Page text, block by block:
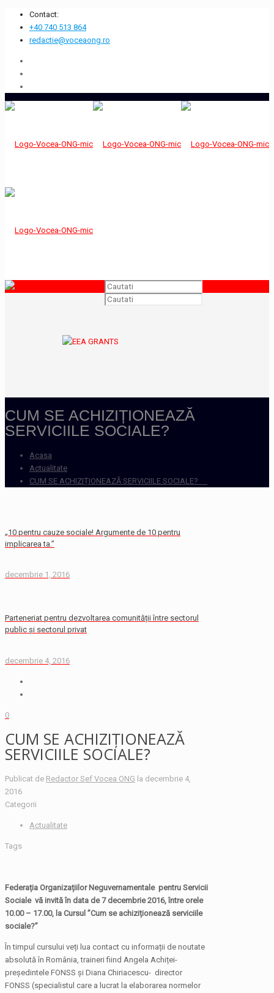
Contact:
+40 740 513 864
redactie@voceaong.ro
CUM SE ACHIZIȚIONEAZĂ
SERVICIILE SOCIALE?
Acasa
Actualitate
CUM SE ACHIZIȚIONEAZĂ SERVICIILE SOCIALE?
„10 pentru cauze sociale! Argumente de 10 pentru
implicarea ta.”
decembrie 1, 2016
Parteneriat pentru dezvoltarea comunității între sectorul
public și sectorul privat
decembrie 4, 2016
0
CUM SE ACHIZIȚIONEAZĂ
SERVICIILE SOCIALE?
Publicat de Redactor Sef Vocea ONG la decembrie 4,
2016
Categorii
Actualitate
Tags
Federația Organizațiilor Neguvernamentale pentru Servicii
Sociale vă invită în data de 7 decembrie 2016, între orele
10.00 – 17.00, la Cursul ”Cum se achiziționează serviciile
sociale?”
În timpul cursului veți lua contact cu informații de noutate
absolută în România, traineri fiind Angela Achiței-
președintele FONSS și Diana Chiriacescu- director
FONSS (specialistul care a lucrat la elaborarea normelor